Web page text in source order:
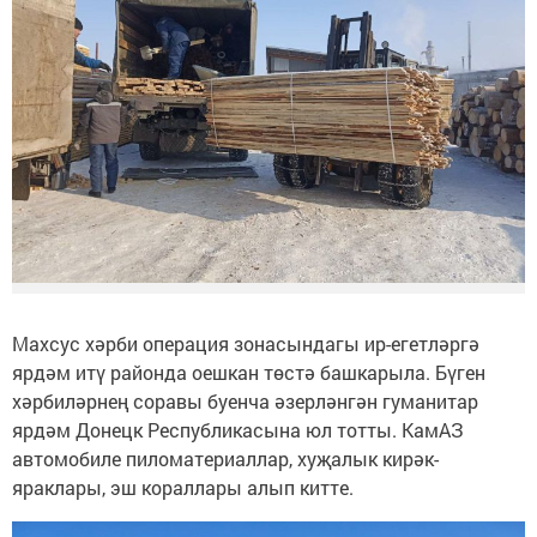
Махсус хәрби операция зонасындагы ир-егетләргә
ярдәм итү районда оешкан төстә башкарыла. Бүген
хәрбиләрнең соравы буенча әзерләнгән гуманитар
ярдәм Донецк Республикасына юл тотты. КамАЗ
автомобиле пиломатериаллар, хуҗалык кирәк-
яраклары, эш кораллары алып китте.